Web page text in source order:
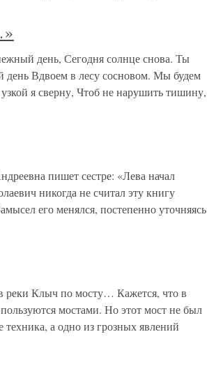
день, Сегодня солнце снова. Ты
Вдвоем в лесу сосновом. Мы будем
я сверну, Чтоб не нарушить тишину,
пишет сестре: «Лева начал
никогда не считал эту книгу
его менялся, постепенно уточняясь
реки Клыч по мосту… Кажется, что в
мостами. Но этот мост не был
а одно из грозных явлений